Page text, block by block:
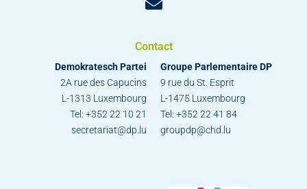
Contact
Demokratesch Partei
2A rue des Capucins
L-1313 Luxembourg
Tel: +352 22 10 21
secretariat@dp.lu
Groupe Parlementaire DP
9 rue du St. Esprit
L-1475 Luxembourg
Tel: +352 22 41 84
groupdp@chd.lu